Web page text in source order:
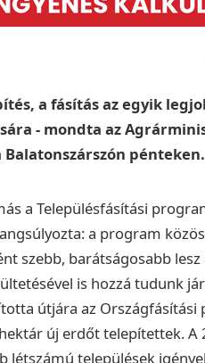
a fásítás az egyik
- mondta az
pénteken.
a Településfásítási
a program
szebb, barátságosabb
is hozzá tudunk
útjára az
új erdőt telepítettek.A
létszámú települések